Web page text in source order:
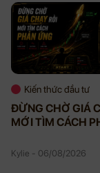
Kiến thức đầu tư
ĐỪNG CHỜ GIÁ
MỚI TÌM CÁCH
Kylie - 06/08/2026